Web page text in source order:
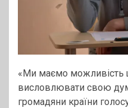
«Ми маємо можливість
висловлювати свою
громадяни країни